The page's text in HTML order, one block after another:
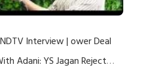
Interview | ower Deal
Adani: YS Jagan Rejects